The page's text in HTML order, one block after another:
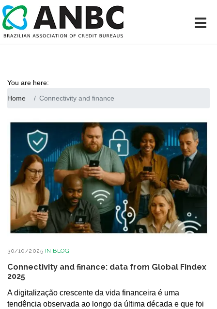
You are here:
Home
Connectivity and finance
30/10/2025 IN BLOG
Connectivity and finance: data from Global Findex
2025
A digitalização crescente da vida financeira é uma
tendência observada ao longo da última década e que foi